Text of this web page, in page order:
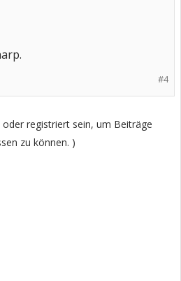
#4
registriert sein, um Beiträge
zu können. )